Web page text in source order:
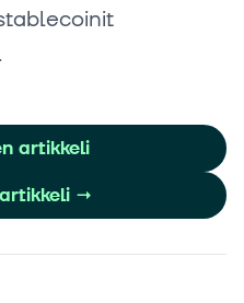
artikkeli
→